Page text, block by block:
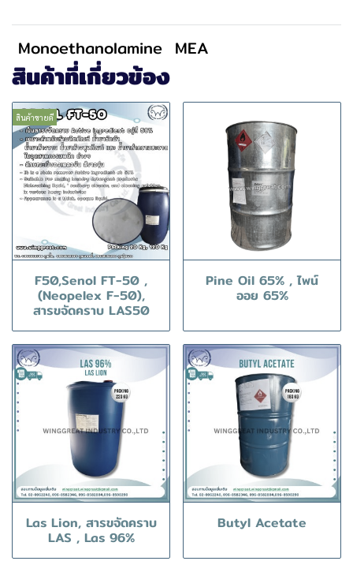
Monoethanolamine MEA
สินค้าที่เกี่ยวข้อง
สินค้าขายดี
F50,Senol FT-50 ,
(Neopelex F-50),
สารขจัดคราบ LAS50
Pine Oil 65% , ไพน์
ออย 65%
Las Lion, สารขจัดคราบ
LAS , Las 96%
Butyl Acetate